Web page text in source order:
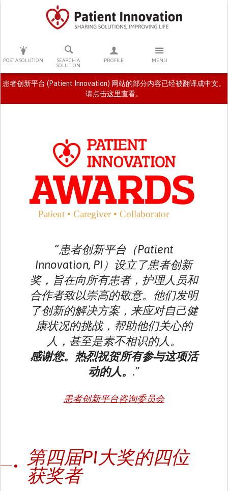
POST A SOLUTION
SEARCH A
SOLUTION
PROFILE MENU
PRESS ENTER TO START SEARCHING
患者创新平台 (Patient Innovation) 网站的部分内容已经被翻译成中文。
请点击这里查看。
“患者创新平台（Patient
Innovation, PI）设立了患者创新
奖，旨在向所有患者，护理人员和
合作者致以崇高的敬意。他们发明
了创新的解决方案，来应对自己健
康状况的挑战，帮助他们关心的
人，甚至是素不相识的人。
感谢您。热烈祝贺所有参与这项活
动的人。.”
患者创新平台咨询委员会
第四届PI大奖的四位
获奖者